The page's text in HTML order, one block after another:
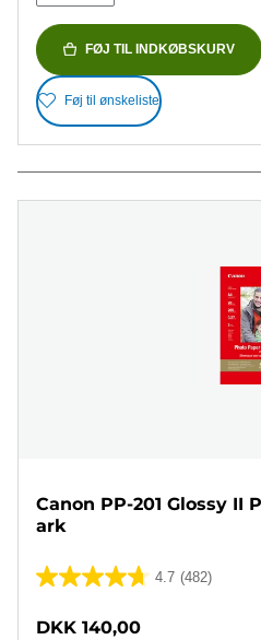
FØJ TIL INDKØBSKURV
Føj til ønskeliste
Canon PP-201 Glossy II
ark
4.7 (482)
4.7
DKK 140,00